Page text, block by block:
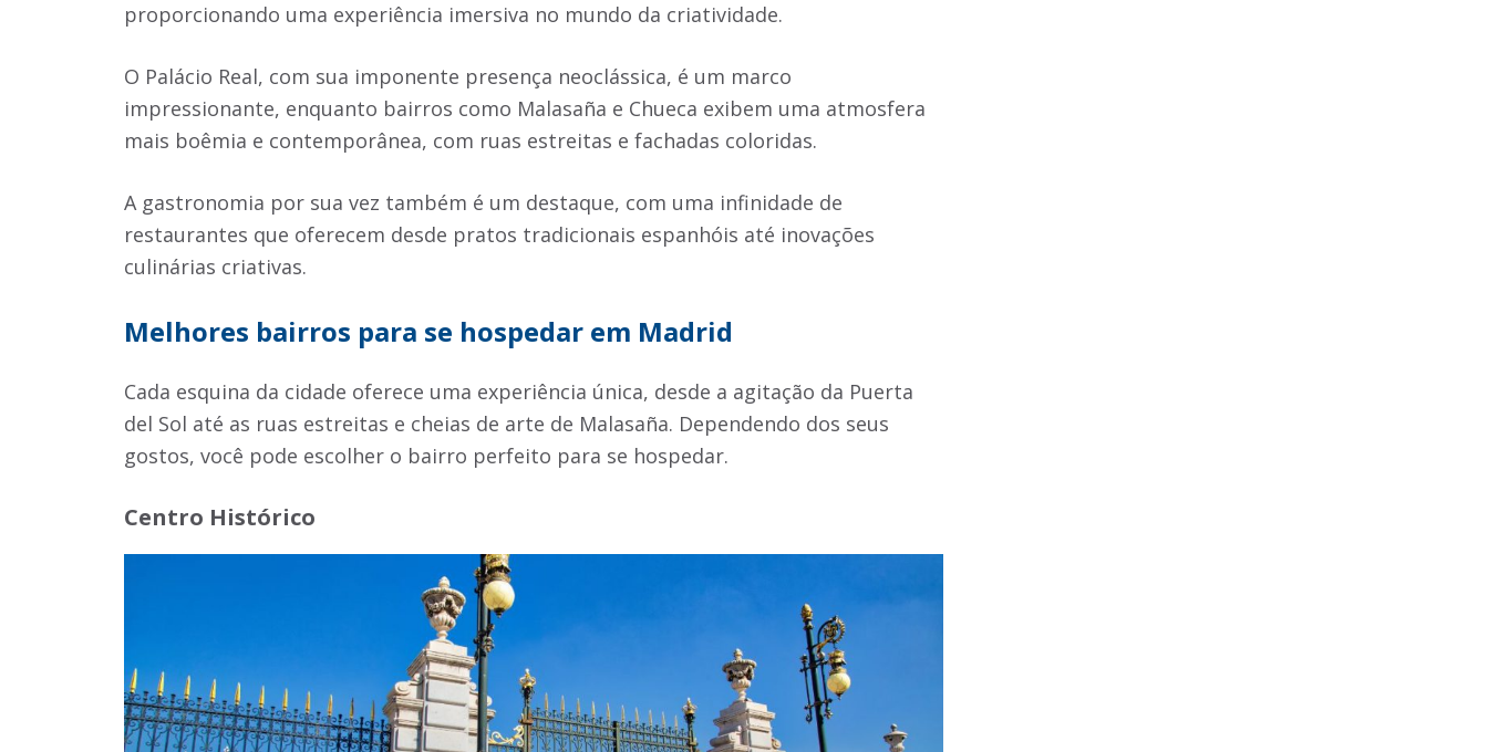
proporcionando uma experiência imersiva no mundo da criatividade.
O Palácio Real, com sua imponente presença neoclássica, é um marco
impressionante, enquanto bairros como Malasaña e Chueca exibem uma atmosfera
mais boêmia e contemporânea, com ruas estreitas e fachadas coloridas.
A gastronomia por sua vez também é um destaque, com uma infinidade de
restaurantes que oferecem desde pratos tradicionais espanhóis até inovações
culinárias criativas.
Melhores bairros para se hospedar em Madrid
Cada esquina da cidade oferece uma experiência única, desde a agitação da Puerta
del Sol até as ruas estreitas e cheias de arte de Malasaña. Dependendo dos seus
gostos, você pode escolher o bairro perfeito para se hospedar.
Centro Histórico